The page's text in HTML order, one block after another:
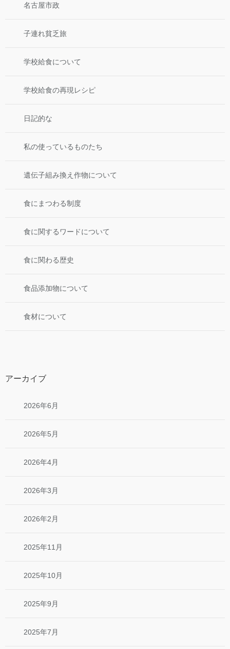
名古屋市政
子連れ貧乏旅
学校給食について
学校給食の再現レシピ
日記的な
私の使っているものたち
遺伝子組み換え作物について
食にまつわる制度
食に関するワードについて
食に関わる歴史
食品添加物について
食材について
アーカイブ
2026年6月
2026年5月
2026年4月
2026年3月
2026年2月
2025年11月
2025年10月
2025年9月
2025年7月